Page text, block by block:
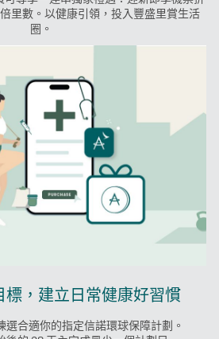
里數。以健康引領，投入豐盛里賞生活
圈。
標，建立日常健康好習慣
選合適你的指定信諾環球保障計劃。